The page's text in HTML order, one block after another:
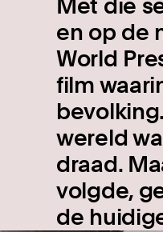
Met die
en op de
World
film
wereld
draad.
volgde,
de